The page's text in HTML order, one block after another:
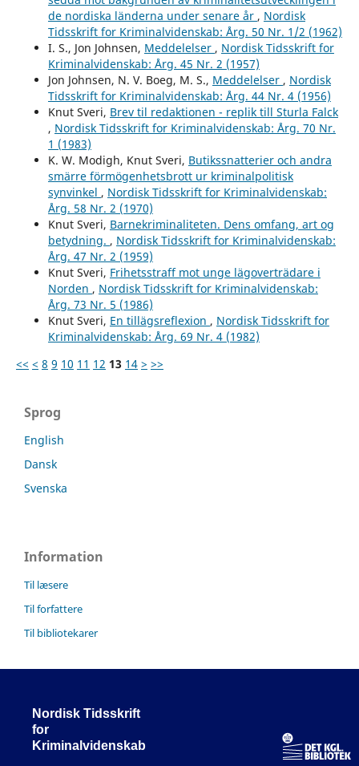
de nordiska länderna under senare år , Nordisk
Tidsskrift for Kriminalvidenskab: Årg. 50 Nr. 1/2 (1962)
I. S., Jon Johnsen, Meddelelser , Nordisk Tidsskrift for
Kriminalvidenskab: Årg. 45 Nr. 2 (1957)
Jon Johnsen, N. V. Boeg, M. S., Meddelelser , Nordisk
Tidsskrift for Kriminalvidenskab: Årg. 44 Nr. 4 (1956)
Knut Sveri, Brev til redaktionen - replik till Sturla Falck
, Nordisk Tidsskrift for Kriminalvidenskab: Årg. 70 Nr.
1 (1983)
K. W. Modigh, Knut Sveri, Butikssnatterier och andra
smärre förmögenhetsbrott ur kriminalpolitisk
synvinkel , Nordisk Tidsskrift for Kriminalvidenskab:
Årg. 58 Nr. 2 (1970)
Knut Sveri, Barnekriminaliteten. Dens omfang, art og
betydning. , Nordisk Tidsskrift for Kriminalvidenskab:
Årg. 47 Nr. 2 (1959)
Knut Sveri, Frihetsstraff mot unge lägoverträdare i
Norden , Nordisk Tidsskrift for Kriminalvidenskab:
Årg. 73 Nr. 5 (1986)
Knut Sveri, En tillägsreflexion , Nordisk Tidsskrift for
Kriminalvidenskab: Årg. 69 Nr. 4 (1982)
<< < 8 9 10 11 12 13 14 > >>
Sprog
English
Dansk
Svenska
Information
Til læsere
Til forfattere
Til bibliotekarer
Nordisk Tidsskrift
for
Kriminalvidenskab